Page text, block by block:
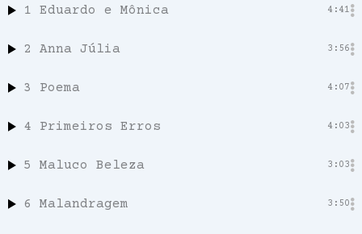
1 Eduardo e Mônica 4:41
2 Anna Júlia 3:56
3 Poema 4:07
4 Primeiros Erros 4:03
5 Maluco Beleza 3:03
6 Malandragem 3:50